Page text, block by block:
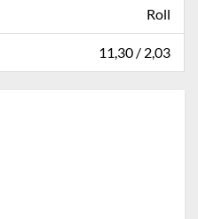
Roll
11,30 / 2,03